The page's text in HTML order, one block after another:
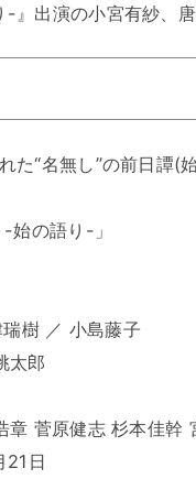
出演の小宮有紗、唐
“名無し”の前日譚(始
始の語り-」
樹 ／ 小島藤子
太郎
菅原健志 杉本佳幹
21日